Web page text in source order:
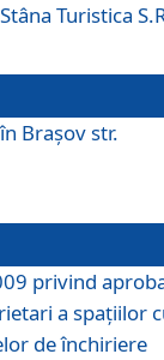
Turistica
Brașov str.
privind
a spațiilor
de închiriere